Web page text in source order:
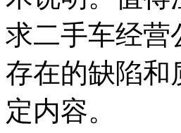
求二手车经营
存在的缺陷和
定内容。